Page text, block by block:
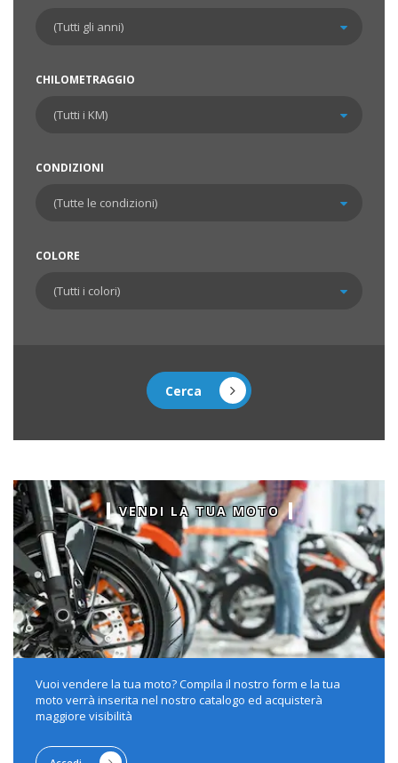
CHILOMETRAGGIO
CONDIZIONI
COLORE
Cerca
VENDI LA TUA MOTO
Vuoi vendere la tua moto? Compila il nostro form e la tua
moto verrà inserita nel nostro catalogo ed acquisterà
maggiore visibilità